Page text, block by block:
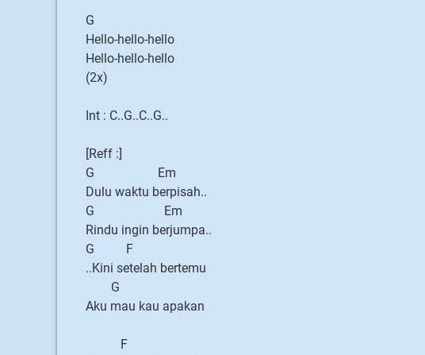
G
Hello-hello-hello
Hello-hello-hello
(2x)
Int : C..G..C..G..
[Reff :]
G Em
Dulu waktu berpisah..
G Em
Rindu ingin berjumpa..
G F
..Kini setelah bertemu
G
Aku mau kau apakan
F